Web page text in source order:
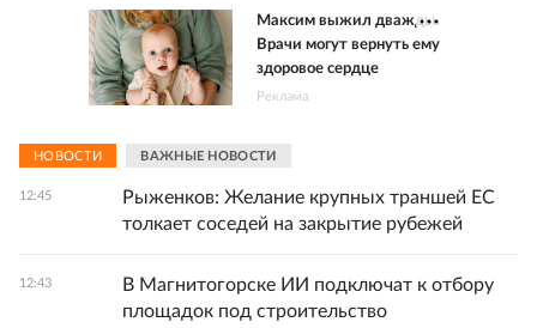
Максим выжил дважды.
Врачи могут вернуть ему
здоровое сердце
Реклама
НОВОСТИ ВАЖНЫЕ НОВОСТИ
12:45
Рыженков: Желание крупных траншей ЕС
толкает соседей на закрытие рубежей
12:43
В Магнитогорске ИИ подключат к отбору
площадок под строительство